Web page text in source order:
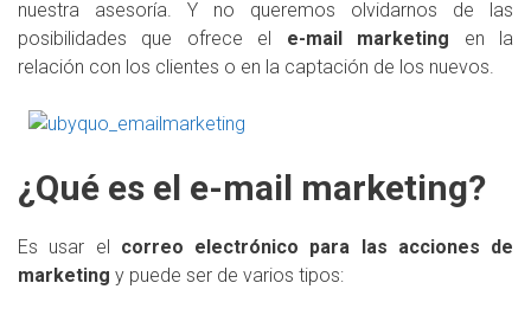
nuestra asesoría. Y no queremos olvidarnos de las
posibilidades que ofrece el e-mail marketing en la
relación con los clientes o en la captación de los nuevos.
¿Qué es el e-mail marketing?
Es usar el correo electrónico para las acciones de
marketing y puede ser de varios tipos: